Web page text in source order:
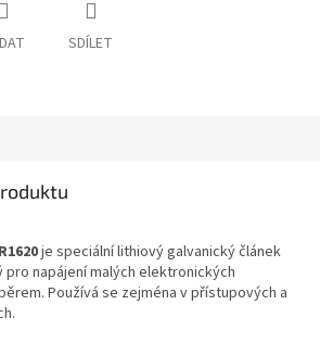
SDÍLET
je speciální lithiový galvanický článek
pro napájení malých elektronických
Používá se zejména v přístupových a